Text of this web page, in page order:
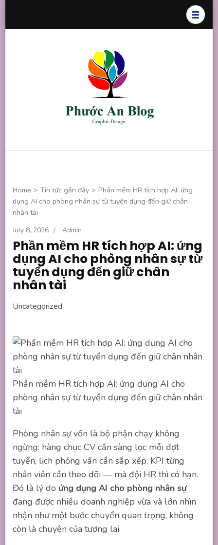
Home > Tin tức gần đây > Phần mềm HR tích hợp AI: ứng
dụng AI cho phòng nhân sự từ tuyển dụng đến giữ chân
nhân tài
July 8, 2026 / Admin
Phần mềm HR tích hợp AI: ứng
dụng AI cho phòng nhân sự từ
tuyển dụng đến giữ chân
nhân tài
Uncategorized
Phần mềm HR tích hợp AI: ứng dụng AI cho
phòng nhân sự từ tuyển dụng đến giữ chân nhân
tài
Phòng nhân sự vốn là bộ phận chạy không
ngừng: hàng chục CV cần sàng lọc mỗi đợt
tuyển, lịch phỏng vấn cần sắp xếp, KPI từng
nhân viên cần theo dõi — mà đội HR thì có hạn.
Đó là lý do ứng dụng AI cho phòng nhân sự
đang được nhiều doanh nghiệp vừa và lớn nhìn
nhận như một bước chuyển quan trọng, không
còn là chuyện của tương lai.